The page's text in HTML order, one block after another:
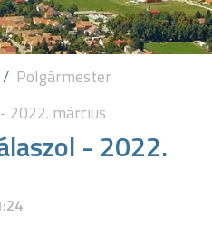
Polgármester
2022. március
- 2022.